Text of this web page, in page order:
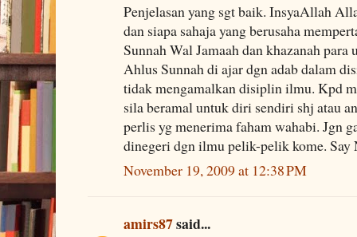
Penjelasan yang sgt baik. InsyaAllah
dan siapa sahaja yang berusaha
Sunnah Wal Jamaah dan khazanah
Ahlus Sunnah di ajar dgn adab dalam
tidak mengamalkan disiplin ilmu. Kpd
sila beramal untuk diri sendiri shj atau
perlis yg menerima faham wahabi. Jgn
dinegeri dgn ilmu pelik-pelik kome. Say
November 19, 2009 at 12:38 PM
amirs87said...